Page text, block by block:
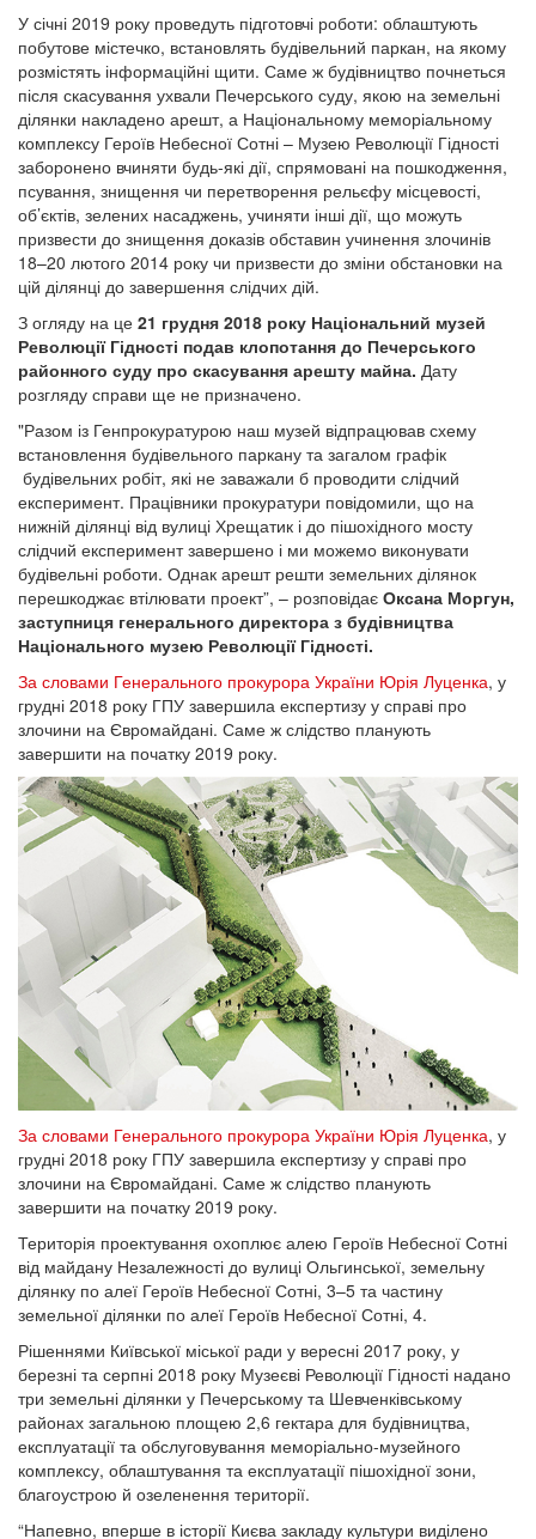
У січні 2019 року проведуть підготовчі роботи: облаштують
побутове містечко, встановлять будівельний паркан, на якому
розмістять інформаційні щити. Саме ж будівництво почнеться
після скасування ухвали Печерського суду, якою на земельні
ділянки накладено арешт, а Національному меморіальному
комплексу Героїв Небесної Сотні – Музею Революції Гідності
заборонено вчиняти будь-які дії, спрямовані на пошкодження,
псування, знищення чи перетворення рельєфу місцевості,
об’єктів, зелених насаджень, учиняти інші дії, що можуть
призвести до знищення доказів обставин учинення злочинів
18–20 лютого 2014 року чи призвести до зміни обстановки на
цій ділянці до завершення слідчих дій.
З огляду на це 21 грудня 2018 року Національний музей
Революції Гідності подав клопотання до Печерського
районного суду про скасування арешту майна. Дату
розгляду справи ще не призначено.
"Разом із Генпрокуратурою наш музей відпрацював схему
встановлення будівельного паркану та загалом графік
будівельних робіт, які не заважали б проводити слідчий
експеримент. Працівники прокуратури повідомили, що на
нижній ділянці від вулиці Хрещатик і до пішохідного мосту
слідчий експеримент завершено і ми можемо виконувати
будівельні роботи. Однак арешт решти земельних ділянок
перешкоджає втілювати проект”, – розповідає Оксана Моргун,
заступниця генерального директора з будівництва
Національного музею Революції Гідності.
За словами Генерального прокурора України Юрія Луценка, у
грудні 2018 року ГПУ завершила експертизу у справі про
злочини на Євромайдані. Саме ж слідство планують
завершити на початку 2019 року.
За словами Генерального прокурора України Юрія Луценка, у
грудні 2018 року ГПУ завершила експертизу у справі про
злочини на Євромайдані. Саме ж слідство планують
завершити на початку 2019 року.
Територія проектування охоплює алею Героїв Небесної Сотні
від майдану Незалежності до вулиці Ольгинської, земельну
ділянку по алеї Героїв Небесної Сотні, 3–5 та частину
земельної ділянки по алеї Героїв Небесної Сотні, 4.
Рішеннями Київської міської ради у вересні 2017 року, у
березні та серпні 2018 року Музеєві Революції Гідності надано
три земельні ділянки у Печерському та Шевченківському
районах загальною площею 2,6 гектара для будівництва,
експлуатації та обслуговування меморіально-музейного
комплексу, облаштування та експлуатації пішохідної зони,
благоустрою й озеленення території.
“Напевно, вперше в історії Києва закладу культури виділено